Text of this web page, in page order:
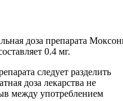
доза препарата
0.4 мг.
следует разделить
доза лекарства не
между употреблением